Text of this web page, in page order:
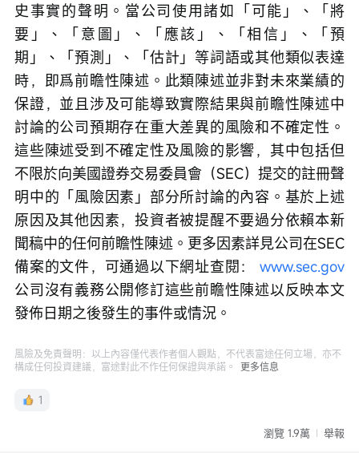
史事實的聲明。當公司使用諸如「可能」、「將
要」、「意圖」、「應該」、「相信」、「預
期」、「預測」、「估計」等詞語或其他類似表達
時，即爲前瞻性陳述。此類陳述並非對未來業績的
保證，並且涉及可能導致實際結果與前瞻性陳述中
討論的公司預期存在重大差異的風險和不確定性。
這些陳述受到不確定性及風險的影響，其中包括但
不限於向美國證券交易委員會（SEC）提交的註冊聲
明中的「風險因素」部分所討論的內容。基於上述
原因及其他因素，投資者被提醒不要過分依賴本新
聞稿中的任何前瞻性陳述。更多因素詳見公司在SEC
備案的文件，可通過以下網址查閱： www.sec.gov
公司沒有義務公開修訂這些前瞻性陳述以反映本文
發佈日期之後發生的事件或情況。
風險及免責聲明：以上內容僅代表作者個人觀點，不代表富途任何立場，亦不
構成任何投資建議，富途對此不作任何保證與承諾。
更多信息
1
瀏覽 1.9萬 舉報